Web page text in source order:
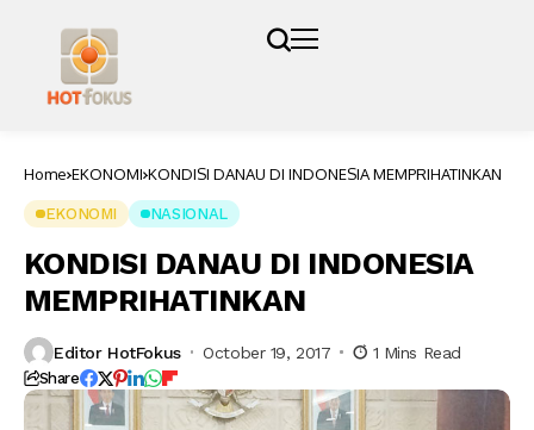
Home EKONOMI KONDISI DANAU DI INDONESIA MEMPRIHATINKAN
EKONOMI NASIONAL
KONDISI DANAU DI INDONESIA
MEMPRIHATINKAN
Editor HotFokus October 19, 2017 1 Mins Read
Share